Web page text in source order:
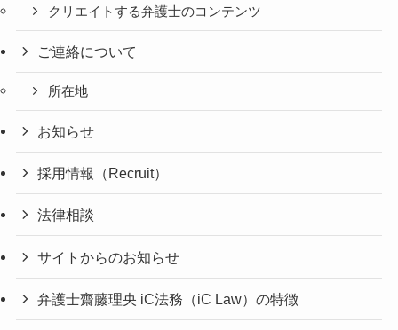
クリエイトする弁護士のコンテンツ
ご連絡について
所在地
お知らせ
採用情報（Recruit）
法律相談
サイトからのお知らせ
弁護士齋藤理央 iC法務（iC Law）の特徴